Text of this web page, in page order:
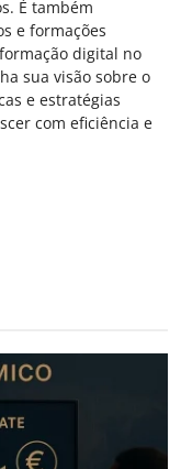
É também
e formações
digital no
sua visão sobre o
e estratégias
com eficiência e